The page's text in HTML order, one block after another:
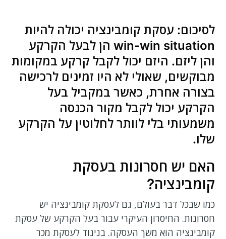
לסיכום: עסקת קומבינציה יכולה להיות
win-win situation הן לבעל הקרקע
והן ליזם. היזם יכול לקבל קרקע במקומות
מבוקשים, שאולי לא היו זמינים לרכישה
בצורה אחרת, כאשר במקביל בעל
הקרקע יכול לקבל מקור הכנסה
משמעותי בלי לוותר לחלוטין על הקרקע
שלו.
האם יש חסרונות בעסקת
קומבינציה?
כמו שבכל דבר בעולם, גם לעסקת קומבינציה יש
חסרונות. החיסרון העיקרי עבור בעל הקרקע של עסקת
קומבינציה הוא משך העסקה. בניגוד לעסקת מכר